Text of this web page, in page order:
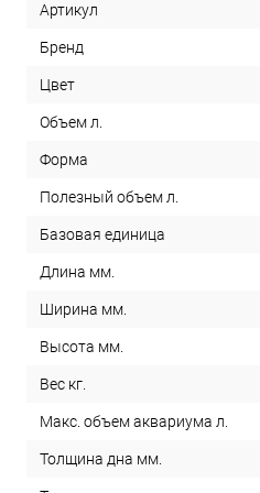
Артикул
Бренд
Цвет
Объем л.
Форма
Полезный объем л.
Базовая единица
Длина мм.
Ширина мм.
Высота мм.
Вес кг.
Макс. объем аквариума л.
Толщина дна мм.